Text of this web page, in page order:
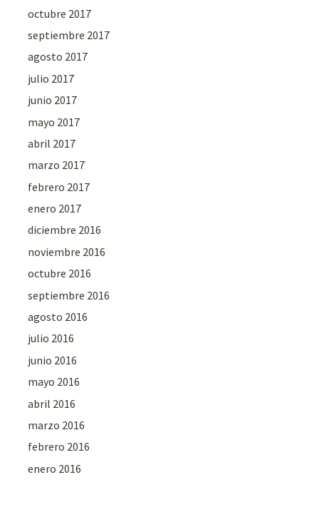
octubre 2017
septiembre 2017
agosto 2017
julio 2017
junio 2017
mayo 2017
abril 2017
marzo 2017
febrero 2017
enero 2017
diciembre 2016
noviembre 2016
octubre 2016
septiembre 2016
agosto 2016
julio 2016
junio 2016
mayo 2016
abril 2016
marzo 2016
febrero 2016
enero 2016